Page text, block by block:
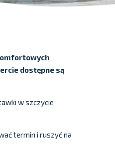
dostępne są
w szczycie
termin i ruszyć na